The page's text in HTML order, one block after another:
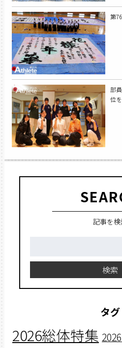
第
部
位
記事を検
検索
タグ
2026総体特集